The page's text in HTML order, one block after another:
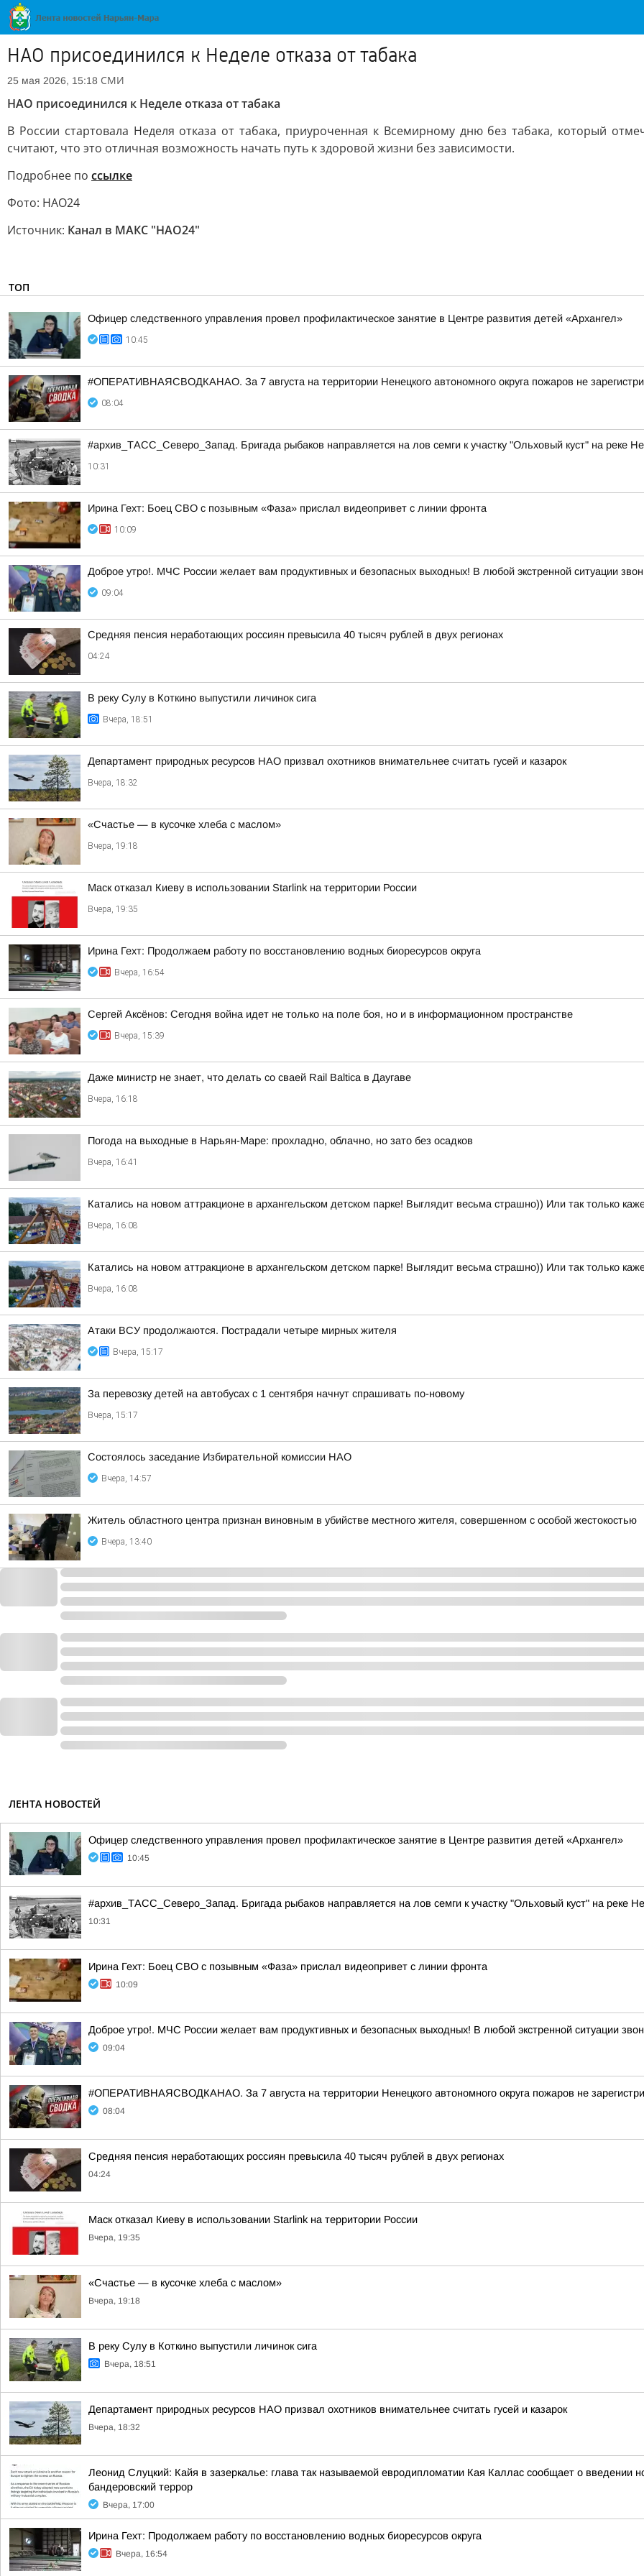
НАО присоединился к Неделе отказа от табака
25 мая 2026, 15:18 СМИ
НАО присоединился к Неделе отказа от табака
В России стартовала Неделя отказа от табака, приуроченная к Всемирному дню без табака, который
считают, что это отличная возможность начать путь к здоровой жизни без зависимости.
Подробнее по ссылке
Фото: НАО24
Источник: Канал в МАКС "НАО24"
ТОП
Офицер следственного управления провел профилактическое занятие в Центре развития детей «Архангел»
10:45
#ОПЕРАТИВНАЯСВОДКАНАО. За 7 августа на территории Ненецкого автономного округа пожаров не
08:04
#архив_ТАСС_Северо_Запад. Бригада рыбаков направляется на лов семги к участку "Ольховый куст" на реке
10:31
Ирина Гехт: Боец СВО с позывным «Фаза» прислал видеопривет с линии фронта
10:09
Доброе утро!. МЧС России желает вам продуктивных и безопасных выходных! В любой экстренной ситуации
09:04
Средняя пенсия неработающих россиян превысила 40 тысяч рублей в двух регионах
04:24
В реку Сулу в Коткино выпустили личинок сига
Вчера, 18:51
Департамент природных ресурсов НАО призвал охотников внимательнее считать гусей и казарок
Вчера, 18:32
«Счастье — в кусочке хлеба с маслом»
Вчера, 19:18
Маск отказал Киеву в использовании Starlink на территории России
Вчера, 19:35
Ирина Гехт: Продолжаем работу по восстановлению водных биоресурсов округа
Вчера, 16:54
Сергей Аксёнов: Сегодня война идет не только на поле боя, но и в информационном пространстве
Вчера, 15:39
Даже министр не знает, что делать со сваей Rail Baltica в Даугаве
Вчера, 16:18
Погода на выходные в Нарьян-Маре: прохладно, облачно, но зато без осадков
Вчера, 16:41
Катались на новом аттракционе в архангельском детском парке! Выглядит весьма страшно)) Или так только
Вчера, 16:08
Катались на новом аттракционе в архангельском детском парке! Выглядит весьма страшно)) Или так только
Вчера, 16:08
Атаки ВСУ продолжаются. Пострадали четыре мирных жителя
Вчера, 15:17
За перевозку детей на автобусах с 1 сентября начнут спрашивать по-новому
Вчера, 15:17
Состоялось заседание Избирательной комиссии НАО
Вчера, 14:57
Житель областного центра признан виновным в убийстве местного жителя, совершенном с особой жестокостью
Вчера, 13:40
ЛЕНТА НОВОСТЕЙ
Офицер следственного управления провел профилактическое занятие в Центре развития детей «Архангел»
10:45
#архив_ТАСС_Северо_Запад. Бригада рыбаков направляется на лов семги к участку "Ольховый куст" на реке
10:31
Ирина Гехт: Боец СВО с позывным «Фаза» прислал видеопривет с линии фронта
10:09
Доброе утро!. МЧС России желает вам продуктивных и безопасных выходных! В любой экстренной ситуации
09:04
#ОПЕРАТИВНАЯСВОДКАНАО. За 7 августа на территории Ненецкого автономного округа пожаров не
08:04
Средняя пенсия неработающих россиян превысила 40 тысяч рублей в двух регионах
04:24
Маск отказал Киеву в использовании Starlink на территории России
Вчера, 19:35
«Счастье — в кусочке хлеба с маслом»
Вчера, 19:18
В реку Сулу в Коткино выпустили личинок сига
Вчера, 18:51
Департамент природных ресурсов НАО призвал охотников внимательнее считать гусей и казарок
Вчера, 18:32
Леонид Слуцкий: Кайя в зазеркалье: глава так называемой евродипломатии Кая Каллас сообщает о введении
бандеровский террор
Вчера, 17:00
Ирина Гехт: Продолжаем работу по восстановлению водных биоресурсов округа
Вчера, 16:54